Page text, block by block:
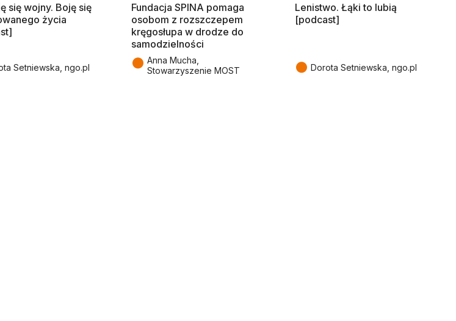
się wojny. Boję się
życia
Setniewska, ngo.pl
Fundacja SPINA pomaga
osobom z rozszczepem
kręgosłupa w drodze do
samodzielności
● Anna Mucha,
Stowarzyszenie MOST
Lenistwo. Łąki to lubią
[podcast]
● Dorota Setniewska, ngo.pl